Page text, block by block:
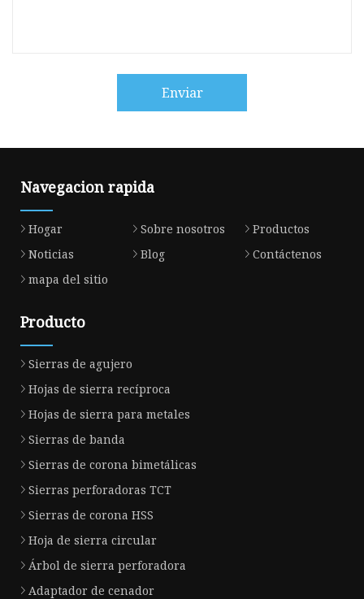
Enviar
Navegacion rapida
Hogar Sobre nosotros
Productos
Noticias
Blog
Contáctenos
mapa del sitio
Producto
Sierras de agujero
Hojas de sierra recíproca
Hojas de sierra para metales
Sierras de banda
Sierras de corona bimetálicas
Sierras perforadoras TCT
Sierras de corona HSS
Hoja de sierra circular
Árbol de sierra perforadora
Adaptador de cenador